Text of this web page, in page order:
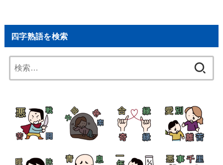
四字熟語を検索
索: